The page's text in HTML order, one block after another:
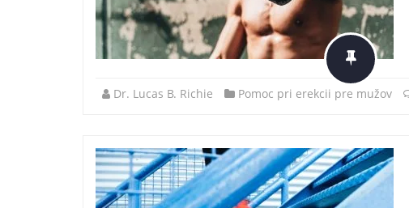
Dr. Lucas B. Richie Pomoc pri erekcii pre mužov